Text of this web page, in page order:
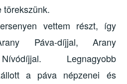
törekszünk.
vettem részt, így
Páva-díjjal, Arany
Legnagyobb
a páva népzenei és